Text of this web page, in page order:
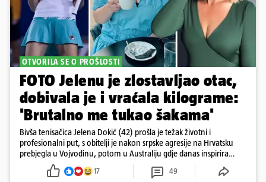
OTVORILA SE O PROŠLOSTI
FOTO Jelenu je zlostavljao otac,
dobivala je i vraćala kilograme:
'Brutalno me tukao šakama'
Bivša tenisačica Jelena Dokić (42) prošla je težak životni i
profesionalni put, s obitelji je nakon srpske agresije na Hrvatsku
prebjegla u Vojvodinu, potom u Australiju gdje danas inspirira
17 49